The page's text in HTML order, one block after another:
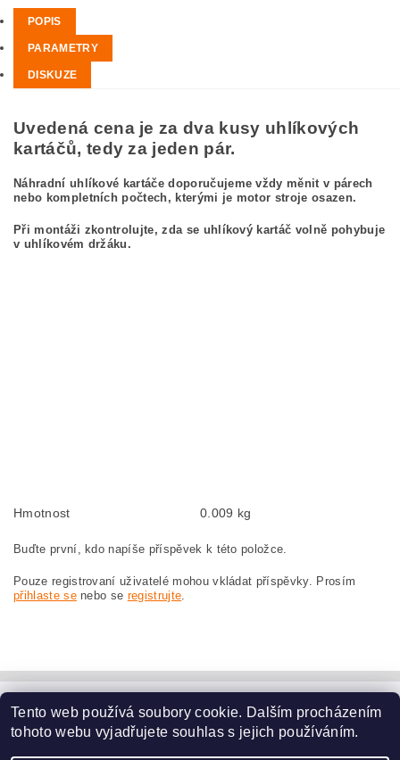
POPIS
PARAMETRY
DISKUZE
Uvedená cena je za dva kusy uhlíkových
kartáčů, tedy za jeden pár.
Náhradní uhlíkové kartáče doporučujeme vždy měnit v párech
nebo kompletních počtech, kterými je motor stroje osazen.
Při montáži zkontrolujte, zda se uhlíkový kartáč volně pohybuje
v uhlíkovém držáku.
Hmotnost 0.009 kg
Buďte první, kdo napíše příspěvek k této položce.
Pouze registrovaní uživatelé mohou vkládat příspěvky. Prosím
přihlaste senebo se registrujte.
www.dodilny.cz
Tento web používá soubory cookie. Dalším procházením
tohoto webu vyjadřujete souhlas s jejich používáním.